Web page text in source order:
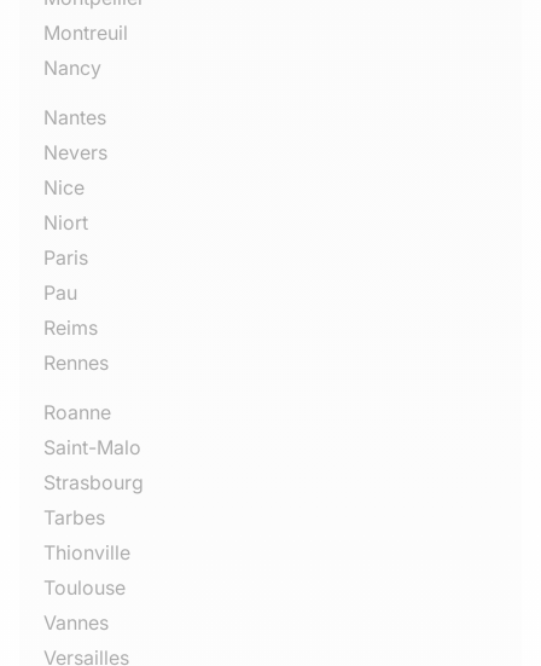
Montreuil
Nancy
Nantes
Nevers
Nice
Niort
Paris
Pau
Reims
Rennes
Roanne
Saint-Malo
Strasbourg
Tarbes
Thionville
Toulouse
Vannes
Versailles